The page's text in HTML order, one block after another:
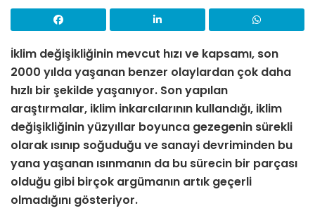
İklim değişikliğinin mevcut hızı ve kapsamı, son
2000 yılda yaşanan benzer olaylardan çok daha
hızlı bir şekilde yaşanıyor. Son yapılan
araştırmalar, iklim inkarcılarının kullandığı, iklim
değişikliğinin yüzyıllar boyunca gezegenin sürekli
olarak ısınıp soğuduğu ve sanayi devriminden bu
yana yaşanan ısınmanın da bu sürecin bir parçası
olduğu gibi birçok argümanın artık geçerli
olmadığını gösteriyor.